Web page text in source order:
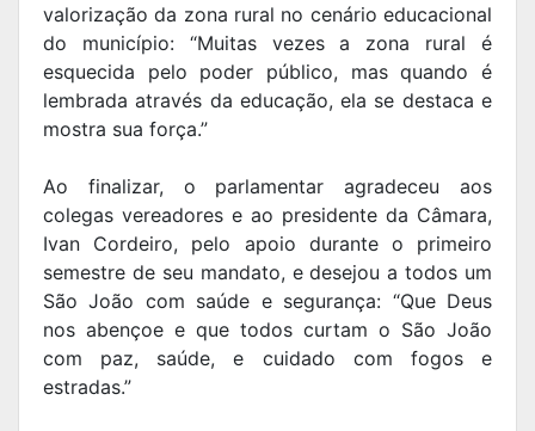
valorização da zona rural no cenário educacional
do município: “Muitas vezes a zona rural é
esquecida pelo poder público, mas quando é
lembrada através da educação, ela se destaca e
mostra sua força.”
Ao finalizar, o parlamentar agradeceu aos
colegas vereadores e ao presidente da Câmara,
Ivan Cordeiro, pelo apoio durante o primeiro
semestre de seu mandato, e desejou a todos um
São João com saúde e segurança: “Que Deus
nos abençoe e que todos curtam o São João
com paz, saúde, e cuidado com fogos e
estradas.”